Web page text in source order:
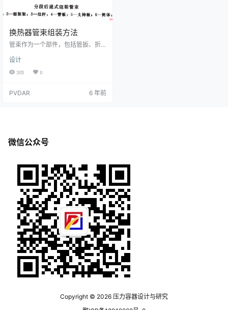
换热器管束组装方法
管束作为一个部件，包括管扳、折
热管等零件，它是专门设置工作地
点组装的。对于固定管板的列管式
mm时，管束在筒体外进行卧式组
之后，依次穿入各换热管；然后整
设计
305 0
PVDAR 6 年前
微信公众号
Copyright © 2026 压力容器设计与研究